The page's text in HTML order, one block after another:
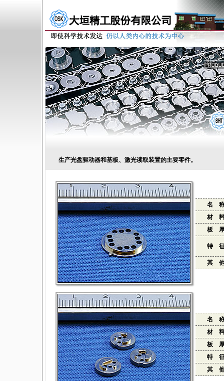
生产光盘驱动器和基板、激光读取装置的主要零件。
名
材
板
特
其
名
材
板
特
其